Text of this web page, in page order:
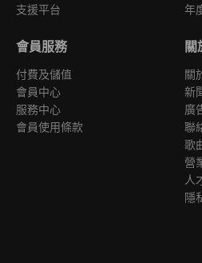
支援平台
年
會員服務
付費及儲值
會員中心
服務中心
會員使用條款
關
關
新
廣
聯
歌
營
人
隱